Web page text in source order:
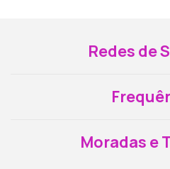
Redes de
Moradas e